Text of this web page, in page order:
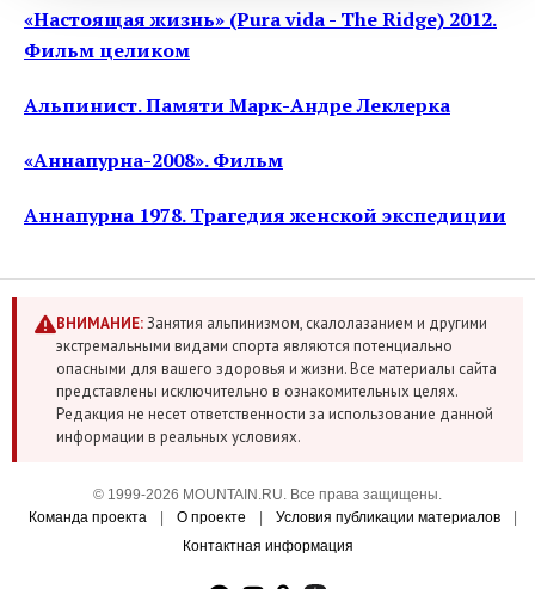
«Настоящая жизнь» (Pura vida - The Ridge) 2012.
Фильм целиком
Альпинист. Памяти Марк-Андре Леклерка
«Аннапурна-2008». Фильм
Аннапурна 1978. Трагедия женской экспедиции
ВНИМАНИЕ:Занятия альпинизмом, скалолазанием и другими
экстремальными видами спорта являются потенциально
опасными для вашего здоровья и жизни. Все материалы сайта
представлены исключительно в ознакомительных целях.
Редакция не несет ответственности за использование данной
информации в реальных условиях.
© 1999-2026 MOUNTAIN.RU. Все права защищены.
Команда проекта
О проекте Условия публикации материалов
Контактная информация